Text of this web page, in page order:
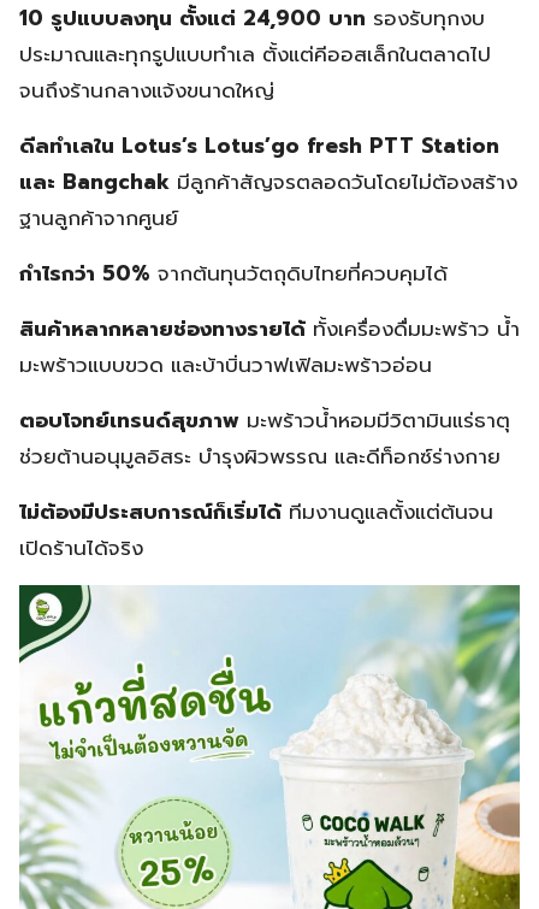
10 รูปแบบลงทุน ตั้งแต่ 24,900 บาท รองรับทุกงบ
ประมาณและทุกรูปแบบทำเล ตั้งแต่คีออสเล็กในตลาดไป
จนถึงร้านกลางแจ้งขนาดใหญ่
ดีลทำเลใน Lotus’s Lotus’go fresh PTT Station
และ Bangchak มีลูกค้าสัญจรตลอดวันโดยไม่ต้องสร้าง
ฐานลูกค้าจากศูนย์
กำไรกว่า 50% จากต้นทุนวัตถุดิบไทยที่ควบคุมได้
สินค้าหลากหลายช่องทางรายได้ ทั้งเครื่องดื่มมะพร้าว น้ำ
มะพร้าวแบบขวด และบ้าบิ่นวาฟเฟิลมะพร้าวอ่อน
ตอบโจทย์เทรนด์สุขภาพ มะพร้าวน้ำหอมมีวิตามินแร่ธาตุ
ช่วยต้านอนุมูลอิสระ บำรุงผิวพรรณ และดีท็อกซ์ร่างกาย
ไม่ต้องมีประสบการณ์ก็เริ่มได้ ทีมงานดูแลตั้งแต่ต้นจน
เปิดร้านได้จริง